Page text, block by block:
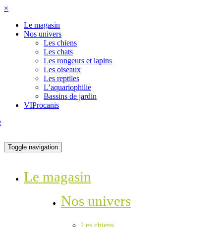
×
Le magasin
Nos univers
Les chiens
Les chats
Les rongeurs et lapins
Les oiseaux
Les reptiles
L’aquariophilie
Bassins de jardin
VIProcanis
Toggle navigation
Le magasin
Nos univers
Les chiens